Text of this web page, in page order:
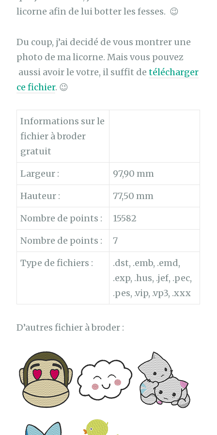
licorne afin de lui botter les fesses. 😉
Du coup, j’ai decidé de vous montrer une
photo de ma licorne. Mais vous pouvez
aussi avoir le votre, il suffit detélécharger
ce fichier. 😉
Informations sur le
fichier à broder
gratuit
Largeur :
97,90 mm
Hauteur :
77,50 mm
Nombre de points :
15582
Nombre de points :
7
Type de fichiers :
.dst, .emb, .emd,
.exp, .hus, .jef, .pec,
.pes, .vip, .vp3, .xxx
D’autres fichier à broder :